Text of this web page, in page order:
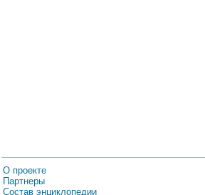
О проекте
Партнеры
Состав энциклопедии